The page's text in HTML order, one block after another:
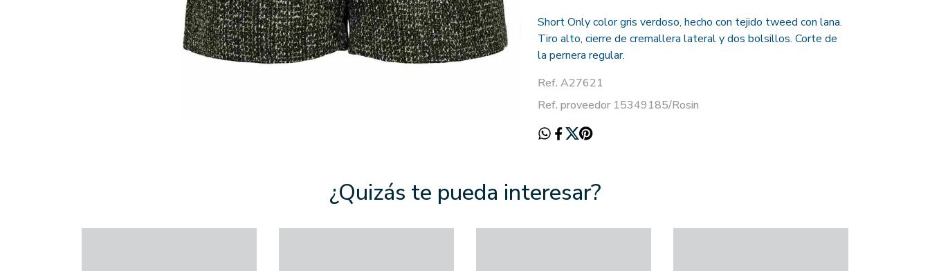
Short Only color gris verdoso, hecho con tejido tweed con lana.
Tiro alto, cierre de cremallera lateral y dos bolsillos. Corte de
la pernera regular.
Ref. A27621
Ref. proveedor 15349185/Rosin
¿Quizás te pueda interesar?